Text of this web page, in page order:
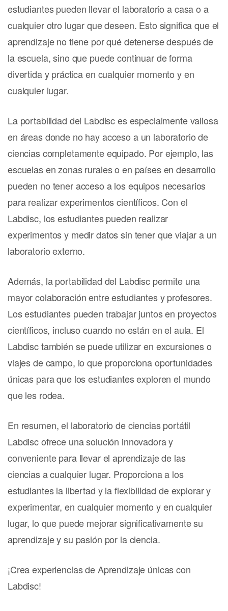
estudiantes pueden llevar el laboratorio a casa o a
cualquier otro lugar que deseen. Esto significa que el
aprendizaje no tiene por qué detenerse después de
la escuela, sino que puede continuar de forma
divertida y práctica en cualquier momento y en
cualquier lugar.
La portabilidad del Labdisc es especialmente valiosa
en áreas donde no hay acceso a un laboratorio de
ciencias completamente equipado. Por ejemplo, las
escuelas en zonas rurales o en países en desarrollo
pueden no tener acceso a los equipos necesarios
para realizar experimentos científicos. Con el
Labdisc, los estudiantes pueden realizar
experimentos y medir datos sin tener que viajar a un
laboratorio externo.
Además, la portabilidad del Labdisc permite una
mayor colaboración entre estudiantes y profesores.
Los estudiantes pueden trabajar juntos en proyectos
científicos, incluso cuando no están en el aula. El
Labdisc también se puede utilizar en excursiones o
viajes de campo, lo que proporciona oportunidades
únicas para que los estudiantes exploren el mundo
que les rodea.
En resumen, el laboratorio de ciencias portátil
Labdisc ofrece una solución innovadora y
conveniente para llevar el aprendizaje de las
ciencias a cualquier lugar. Proporciona a los
estudiantes la libertad y la flexibilidad de explorar y
experimentar, en cualquier momento y en cualquier
lugar, lo que puede mejorar significativamente su
aprendizaje y su pasión por la ciencia.
¡Crea experiencias de Aprendizaje únicas con
Labdisc!